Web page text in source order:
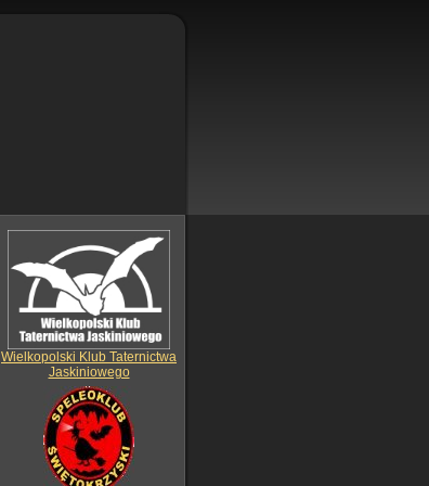
Wielkopolski Klub Taternictwa
Jaskiniowego